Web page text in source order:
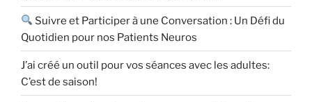
Suivre et Participer à une Conversation : Un Défi du
Quotidien pour nos Patients Neuros
J’ai créé un outil pour vos séances avec les adultes:
C’est de saison!